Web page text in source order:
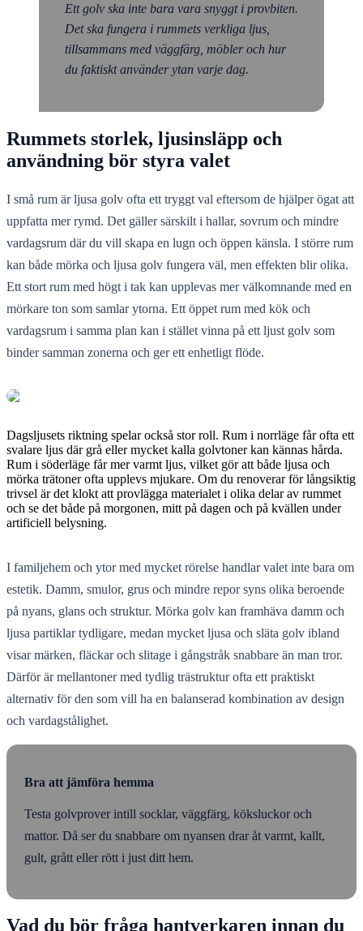
Ett golv ska inte bara vara snyggt i provbiten.
Det ska fungera i rummets verkliga ljus,
tillsammans med väggfärg, möbler och hur
du faktiskt använder ytan varje dag.
Rummets storlek, ljusinsläpp och
användning bör styra valet
I små rum är ljusa golv ofta ett tryggt val eftersom de hjälper ögat att
uppfatta mer rymd. Det gäller särskilt i hallar, sovrum och mindre
vardagsrum där du vill skapa en lugn och öppen känsla. I större rum
kan både mörka och ljusa golv fungera väl, men effekten blir olika.
Ett stort rum med högt i tak kan upplevas mer välkomnande med en
mörkare ton som samlar ytorna. Ett öppet rum med kök och
vardagsrum i samma plan kan i stället vinna på ett ljust golv som
binder samman zonerna och ger ett enhetligt flöde.
Dagsljusets riktning spelar också stor roll. Rum i norrläge får ofta ett
svalare ljus där grå eller mycket kalla golvtoner kan kännas hårda.
Rum i söderläge får mer varmt ljus, vilket gör att både ljusa och
mörka trätoner ofta upplevs mjukare. Om du renoverar för långsiktig
trivsel är det klokt att provlägga materialet i olika delar av rummet
och se det både på morgonen, mitt på dagen och på kvällen under
artificiell belysning.
I familjehem och ytor med mycket rörelse handlar valet inte bara om
estetik. Damm, smulor, grus och mindre repor syns olika beroende
på nyans, glans och struktur. Mörka golv kan framhäva damm och
ljusa partiklar tydligare, medan mycket ljusa och släta golv ibland
visar märken, fläckar och slitage i gångstråk snabbare än man tror.
Därför är mellantoner med tydlig trästruktur ofta ett praktiskt
alternativ för den som vill ha en balanserad kombination av design
och vardagstålighet.
Bra att jämföra hemma
Testa golvprover intill socklar, väggfärg, köksluckor och
mattor. Då ser du snabbare om nyansen drar åt varmt, kallt,
gult, grått eller rött i just ditt hem.
Vad du bör fråga hantverkaren innan du